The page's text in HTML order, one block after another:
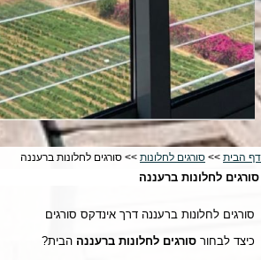
דף הבית >> סורגים לחלונות >> סורגים לחלונות ברעננה
סורגים לחלונות ברעננה
סורגים לחלונות ברעננה דרך אינדקס סורגים
כיצד לבחור סורגים לחלונות ברעננה הבית?